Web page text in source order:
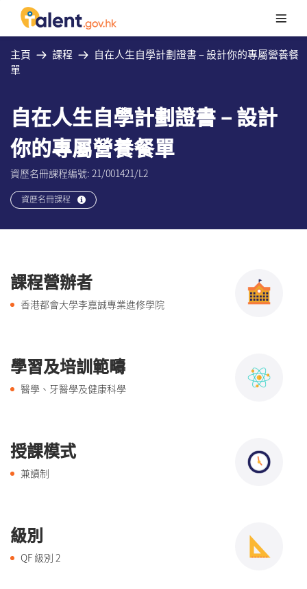
主頁 課程
自在人生自學計劃證書 – 設計你的專屬營養餐
單
自在人生自學計劃證書 – 設計
你的專屬營養餐單
資歷名冊課程編號: 21/001421/L2
資歷名冊課程
課程營辦者
香港都會大學李嘉誠專業進修學院
學習及培訓範疇
醫學、牙醫學及健康科學
授課模式
兼讀制
級別
QF 級別 2